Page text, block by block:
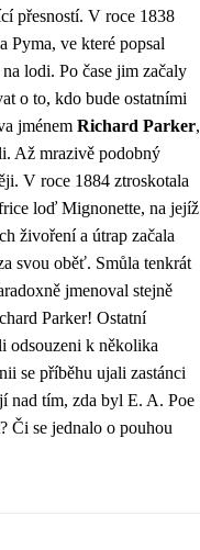
přesností. V roce 1838
Pyma, ve které popsal
lodi. Po čase jim začaly
o to, kdo bude ostatními
jménem Richard Parker,
Až mrazivě podobný
V roce 1884 ztroskotala
loď Mignonette, na jejíž
živoření a útrap začala
svou oběť. Smůla tenkrát
jmenoval stejně
Parker! Ostatní
odsouzeni k několika
se příběhu ujali zastánci
nad tím, zda byl E. A. Poe
Či se jednalo o pouhou